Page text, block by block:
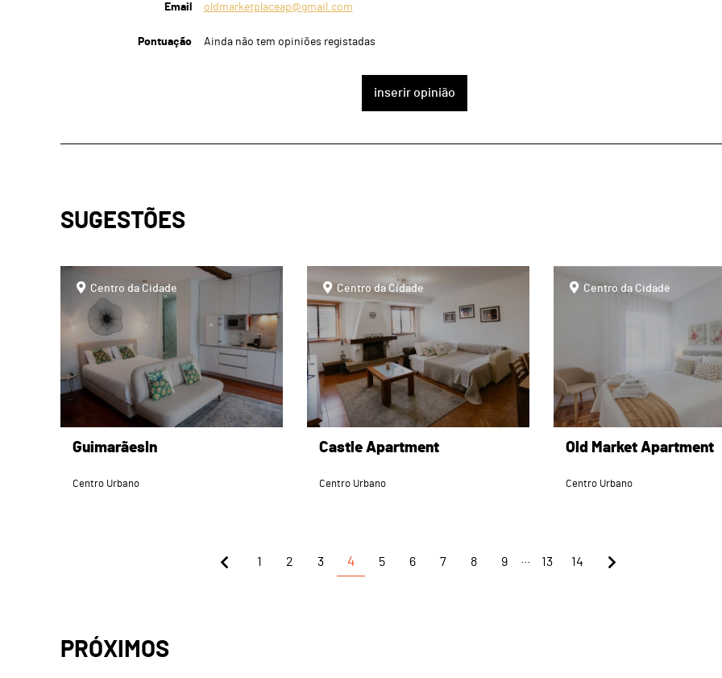
Email oldmarketplaceap@gmail.com
Pontuação Ainda não tem opiniões registadas
inserir opinião
SUGESTÕES
pageCentro da Cidade
GuimarãesIn
Centro Urbano
pageCentro da Cidade
Castle Apartment
Centro Urbano
pageCentro da Cidade
Old Market Apartment
Centro Urbano
1 2 3 4 5 6 7 8 9 13 14
PRÓXIMOS